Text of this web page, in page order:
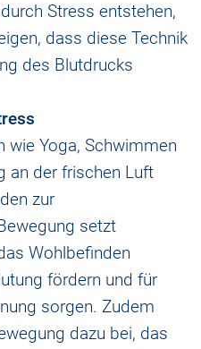
Stress entstehen,
dass diese Technik
des Blutdrucks
wie Yoga, Schwimmen
an der frischen Luft
zur
setzt
Wohlbefinden
fördern und für
sorgen. Zudem
dazu bei, das